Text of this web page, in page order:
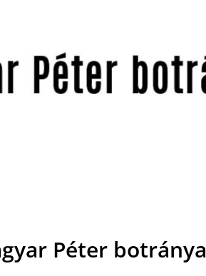
Péter botránya